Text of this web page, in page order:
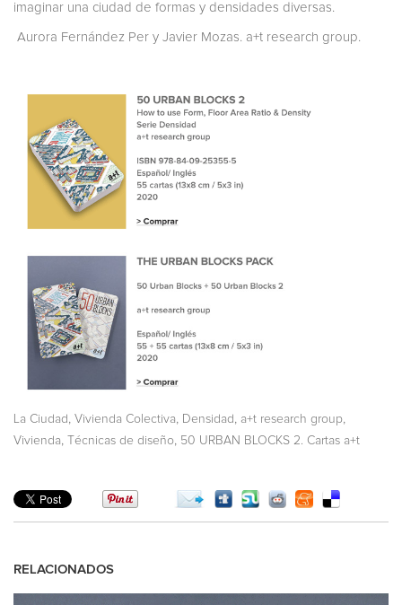
imaginar una ciudad de formas y densidades diversas.
Aurora Fernández Per y Javier Mozas. a+t research group.
La Ciudad , Vivienda Colectiva, Densidad , a+t research group,
Vivienda, Técnicas de diseño, 50 URBAN BLOCKS 2. Cartas a+t
RELACIONADOS